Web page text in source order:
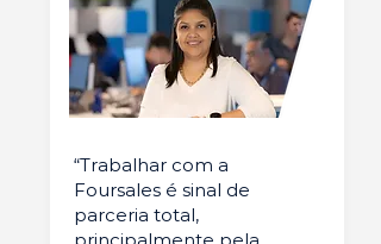
“Trabalhar com a
Foursales é sinal de
parceria total,